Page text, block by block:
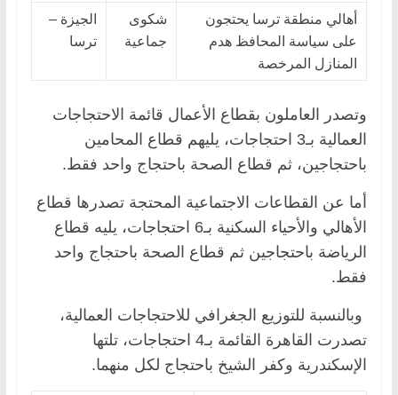
أهالي منطقة ترسا يحتجون
على سياسة المحافظ هدم
المنازل المرخصة
شكوى
جماعية
الجيزة –
ترسا
وتصدر العاملون بقطاع الأعمال قائمة الاحتجاجات
العمالية بـ3 احتجاجات، يليهم قطاع المحامين
باحتجاجين، ثم قطاع الصحة باحتجاج واحد فقط.
أما عن القطاعات الاجتماعية المحتجة تصدرها قطاع
الأهالي والأحياء السكنية بـ6 احتجاجات، يليه قطاع
الرياضة باحتجاجين ثم قطاع الصحة باحتجاج واحد
فقط.
وبالنسبة للتوزيع الجغرافي للاحتجاجات العمالية،
تصدرت القاهرة القائمة بـ4 احتجاجات، تلتها
الإسكندرية وكفر الشيخ باحتجاج لكل منهما.